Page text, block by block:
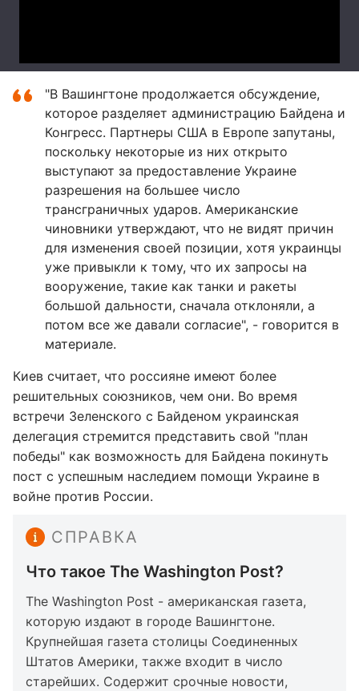
"В Вашингтоне продолжается обсуждение,
которое разделяет администрацию Байдена и
Конгресс. Партнеры США в Европе запутаны,
поскольку некоторые из них открыто
выступают за предоставление Украине
разрешения на большее число
трансграничных ударов. Американские
чиновники утверждают, что не видят причин
для изменения своей позиции, хотя украинцы
уже привыкли к тому, что их запросы на
вооружение, такие как танки и ракеты
большой дальности, сначала отклоняли, а
потом все же давали согласие", - говорится в
материале.
Киев считает, что россияне имеют более
решительных союзников, чем они. Во время
встречи Зеленского с Байденом украинская
делегация стремится представить свой "план
победы" как возможность для Байдена покинуть
пост с успешным наследием помощи Украине в
войне против России.
СПРАВКА
Что такое The Washington Post?
The Washington Post - американская газета,
которую издают в городе Вашингтоне.
Крупнейшая газета столицы Соединенных
Штатов Америки, также входит в число
старейших. Содержит срочные новости,